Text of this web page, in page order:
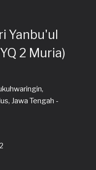
Yanbu'ul
2 Muria)
Jawa Tengah -